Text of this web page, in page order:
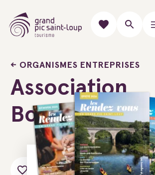
ORGANISMES ENTREPRISES
Association
Bouillon Cube
Ajouter au carnet de voyage